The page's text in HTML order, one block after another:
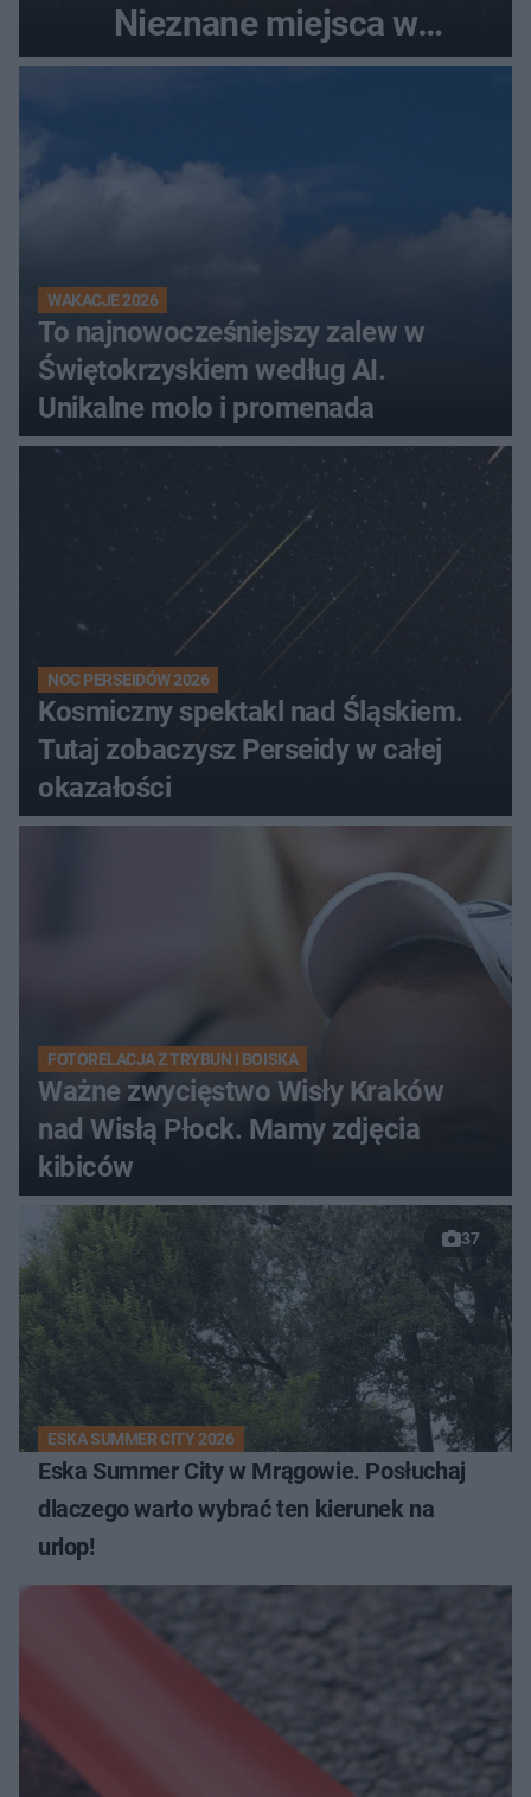
Nieznane miejsca w
Świętokrzyskiem
WAKACJE 2026
To najnowocześniejszy zalew w
Świętokrzyskiem według AI.
Unikalne molo i promenada
NOC PERSEIDÓW 2026
Kosmiczny spektakl nad Śląskiem.
Tutaj zobaczysz Perseidy w całej
okazałości
FOTORELACJA Z TRYBUN I BOISKA
Ważne zwycięstwo Wisły Kraków
nad Wisłą Płock. Mamy zdjęcia
kibiców
37
ESKA SUMMER CITY 2026
Eska Summer City w Mrągowie. Posłuchaj
dlaczego warto wybrać ten kierunek na
urlop!